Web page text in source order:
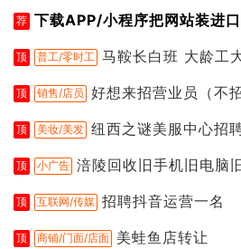
荐 下载APP/小程序把网站装进口
顶 普工/零时工 马鞍长白班 大龄工
顶 销售/店员 好想来招营业员（不
顶 美妆/美发 纽西之谜美服中心招
顶 小广告 涪陵回收旧手机旧电脑
顶 互联网/传媒 招聘抖音运营一名
顶 商铺/门面/店面 美蛙鱼店转让